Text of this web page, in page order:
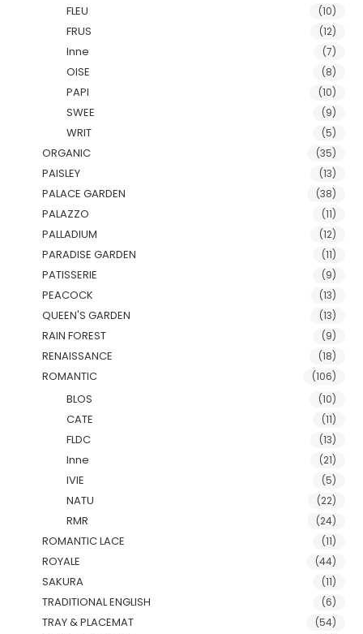
FLEU (10)
FRUS (12)
Inne (7)
OISE (8)
PAPI (10)
SWEE (9)
WRIT (5)
ORGANIC (35)
PAISLEY (13)
PALACE GARDEN (38)
PALAZZO (11)
PALLADIUM (12)
PARADISE GARDEN (11)
PATISSERIE (9)
PEACOCK (13)
QUEEN'S GARDEN (13)
RAIN FOREST (9)
RENAISSANCE (18)
ROMANTIC (106)
BLOS (10)
CATE (11)
FLDC (13)
Inne (21)
IVIE (5)
NATU (22)
RMR (24)
ROMANTIC LACE (11)
ROYALE (44)
SAKURA (11)
TRADITIONAL ENGLISH (6)
TRAY & PLACEMAT (54)